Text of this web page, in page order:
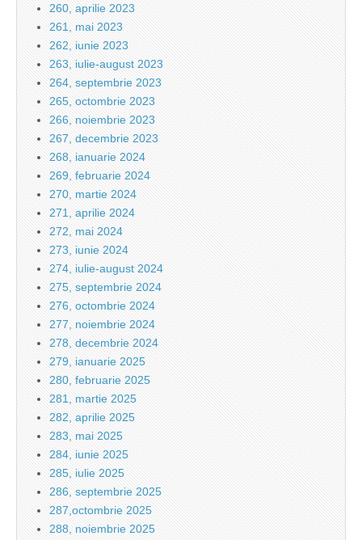
260, aprilie 2023
261, mai 2023
262, iunie 2023
263, iulie-august 2023
264, septembrie 2023
265, octombrie 2023
266, noiembrie 2023
267, decembrie 2023
268, ianuarie 2024
269, februarie 2024
270, martie 2024
271, aprilie 2024
272, mai 2024
273, iunie 2024
274, iulie-august 2024
275, septembrie 2024
276, octombrie 2024
277, noiembrie 2024
278, decembrie 2024
279, ianuarie 2025
280, februarie 2025
281, martie 2025
282, aprilie 2025
283, mai 2025
284, iunie 2025
285, iulie 2025
286, septembrie 2025
287,octombrie 2025
288, noiembrie 2025